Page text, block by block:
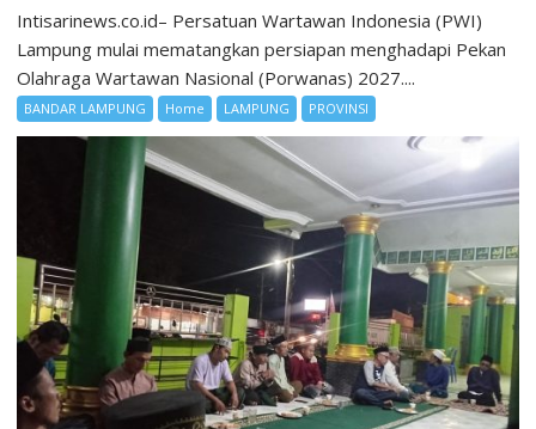
Intisarinews.co.id– Persatuan Wartawan Indonesia (PWI)
Lampung mulai mematangkan persiapan menghadapi Pekan
Olahraga Wartawan Nasional (Porwanas) 2027....
BANDAR LAMPUNG Home LAMPUNG PROVINSI